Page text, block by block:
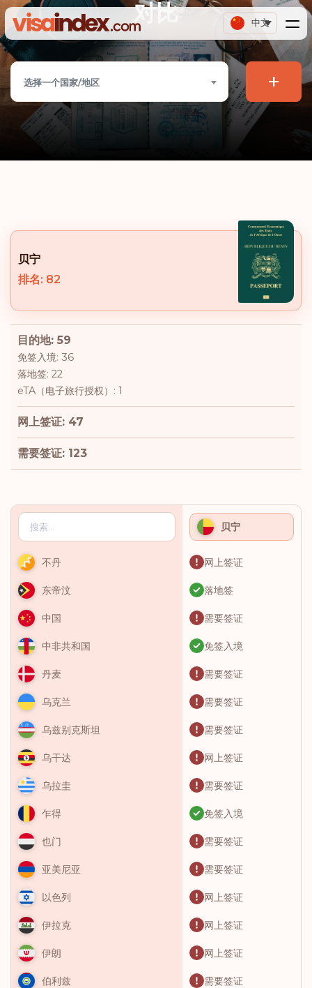
中文
对比
选择一个国家/地区 +
贝宁
排名: 82
目的地: 59
免签入境: 36
落地签: 22
eTA（电子旅行授权）: 1
网上签证: 47
需要签证: 123
贝宁
不丹 网上签证
东帝汶 落地签
中国 需要签证
中非共和国 免签入境
丹麦 需要签证
乌克兰 需要签证
乌兹别克斯坦 需要签证
乌干达 网上签证
乌拉圭 需要签证
乍得 免签入境
也门 需要签证
亚美尼亚 需要签证
以色列 网上签证
伊拉克 网上签证
伊朗 网上签证
伯利兹 需要签证